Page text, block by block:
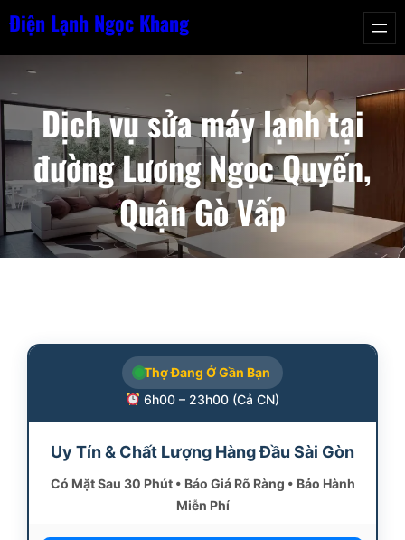
Chuyển
nội
Điện Lạnh Ngọc Khang
Dịch vụ sửa máy lạnh tại
đường Lương Ngọc Quyến,
Quận Gò Vấp
Thợ Đang Ở Gần Bạn
6h00 – 23h00 (Cả CN)
Uy Tín & Chất Lượng Hàng Đầu Sài Gòn
Có Mặt Sau 30 Phút • Báo Giá Rõ Ràng • Bảo Hành
Miễn Phí